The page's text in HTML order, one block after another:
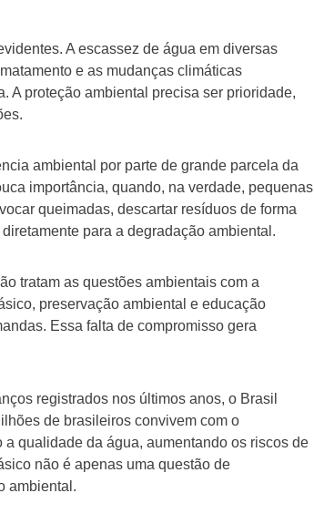
A escassez de água em diversas
e as mudanças climáticas
A proteção ambiental precisa ser prioridade,
ambiental por parte de grande parcela da
importância, quando, na verdade, pequenas
queimadas, descartar resíduos de forma
para a degradação ambiental.
tratam as questões ambientais com a
preservação ambiental e educação
Essa falta de compromisso gera
registrados nos últimos anos, o Brasil
de brasileiros convivem com o
qualidade da água, aumentando os riscos de
não é apenas uma questão de
ambiental.